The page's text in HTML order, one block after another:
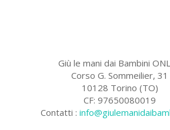
Giù le mani dai Bambini
Corso G. Sommeilier, 31
10128 Torino (TO)
CF: 97650080019
Contatti :